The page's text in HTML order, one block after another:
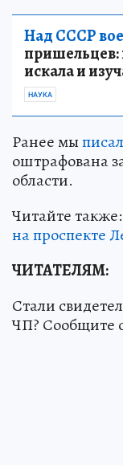
Над СССР
пришельцев:
искала и
НАУКА
Ранее мы
оштрафована
области.
Читайте также:
на проспекте
ЧИТАТЕЛЯМ:
Стали
ЧП? Сообщите